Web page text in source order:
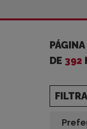
PÁGINA
DE 392